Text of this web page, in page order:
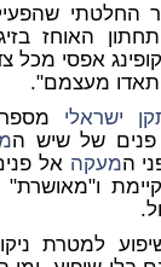
החלטתי
האוחז
אפסי מכל
מעצמם".
ישראלי
פנים של שיש ה
המעקה אל
למטרת